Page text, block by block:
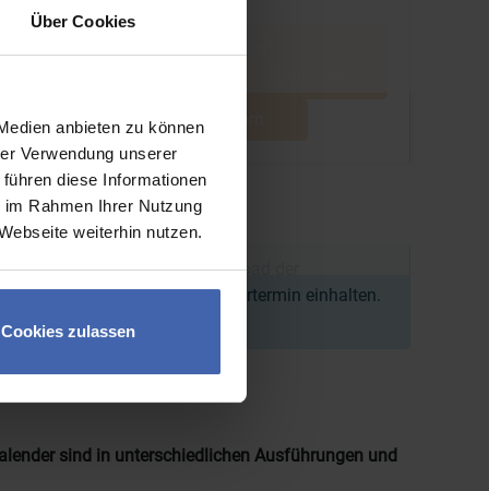
Über Cookies
anbieten zu können
Verwendung unserer
diese Informationen
Rahmen Ihrer Nutzung
weiterhin nutzen.
Cookies zulassen
Speichern
sicher, dass Bestellung, Upload der
wir den angegebenen Liefertermin einhalten.
sind in unterschiedlichen Ausführungen und